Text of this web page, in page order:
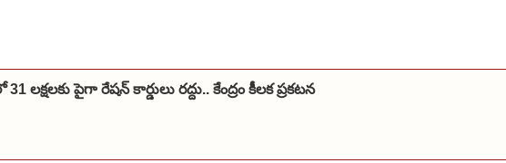
లక్షలకు పైగా రేషన్ కార్డులు రద్దు.. కేంద్రం కీలక ప్రకటన